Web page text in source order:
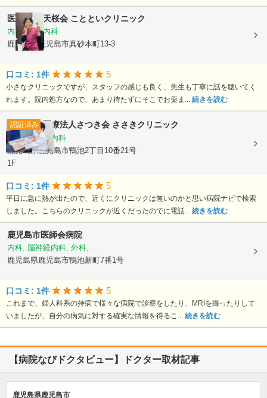
医療法人 天桜会 ことといクリニック
内科, 血液内科
鹿児島県鹿児島市真砂本町13-3
口コミ: 1件 5
小さなクリニックですが、スタッフの感じも良く、先生も丁寧に話を聴いてく
れます。院内処方なので、あまり待たずにそこでお薬ま... 続きを読む
認証済み 医療法人さつき会 ささきクリニック
内科, 循環器内科
鹿児島県鹿児島市鴨池2丁目10番21号
1F
口コミ: 1件 5
平日に急に熱が出たので、近くにクリニックは無いのかと思い病院ナビで検索
しました。こちらのクリニックが近くだったのでに電話... 続きを読む
鹿児島市医師会病院
内科, 脳神経内科, 外科, ...
鹿児島県鹿児島市鴨池新町7番1号
口コミ: 1件 5
これまで、婦人科系の持病で様々な病院で診察をしたり、MRIを撮ったりして
いましたが、自分の病気に対する確実な情報を得るこ... 続きを読む
【病院なびドクタビュー】ドクター取材記事
鹿児島県鹿児島市